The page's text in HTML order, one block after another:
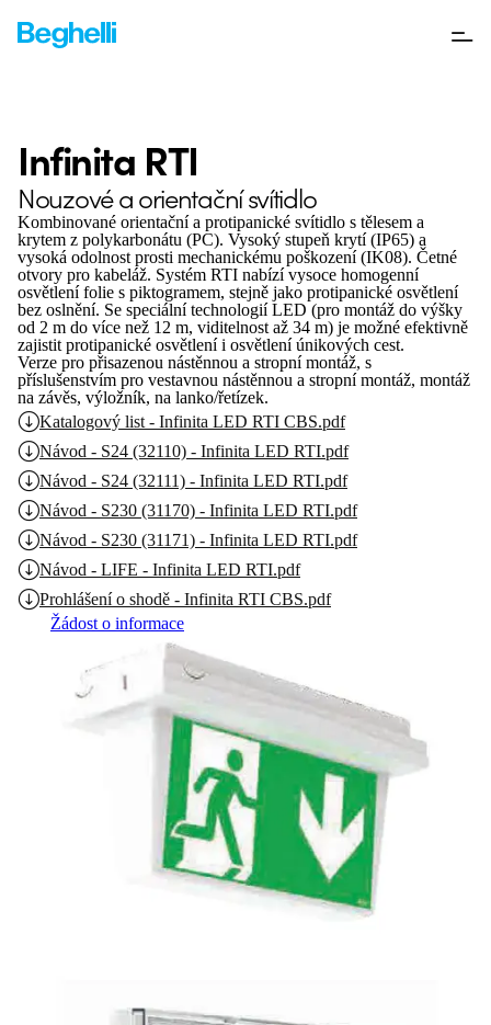
Infinita RTI
Nouzové a orientační svítidlo
Kombinované orientační a protipanické svítidlo s tělesem a
krytem z polykarbonátu (PC). Vysoký stupeň krytí (IP65) a
vysoká odolnost prosti mechanickému poškození (IK08). Četné
otvory pro kabeláž. Systém RTI nabízí vysoce homogenní
osvětlení folie s piktogramem, stejně jako protipanické osvětlení
bez oslnění. Se speciální technologií LED (pro montáž do výšky
od 2 m do více než 12 m, viditelnost až 34 m) je možné efektivně
zajistit protipanické osvětlení i osvětlení únikových cest.
Verze pro přisazenou nástěnnou a stropní montáž, s
příslušenstvím pro vestavnou nástěnnou a stropní montáž, montáž
na závěs, výložník, na lanko/řetízek.
Katalogový list - Infinita LED RTI CBS.pdf
Návod - S24 (32110) - Infinita LED RTI.pdf
Návod - S24 (32111) - Infinita LED RTI.pdf
Návod - S230 (31170) - Infinita LED RTI.pdf
Návod - S230 (31171) - Infinita LED RTI.pdf
Návod - LIFE - Infinita LED RTI.pdf
Prohlášení o shodě - Infinita RTI CBS.pdf
Žádost o informace